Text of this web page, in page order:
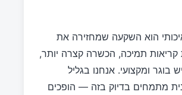
הוא השקעה שמחזירה את
תמיכה, הכשרה קצרה יותר,
בוגר ומקצועי. אנחנו בגליל
מתמחים בדיוק בזה — הופכים